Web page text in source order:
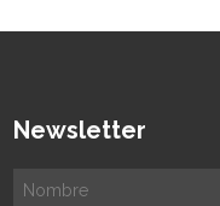
Newsletter